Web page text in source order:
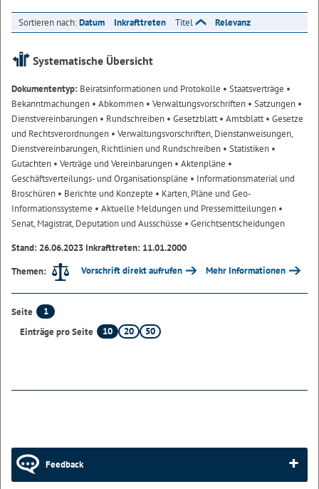
Sortieren nach:Datum Inkrafttreten Titel Relevanz
Systematische Übersicht
Dokumententyp: Beiratsinformationen und Protokolle • Staatsverträge •
Bekanntmachungen • Abkommen • Verwaltungsvorschriften • Satzungen •
Dienstvereinbarungen • Rundschreiben • Gesetzblatt• Amtsblatt• Gesetze
und Rechtsverordnungen • Verwaltungsvorschriften, Dienstanweisungen,
Dienstvereinbarungen, Richtlinien und Rundschreiben • Statistiken •
Gutachten • Verträge und Vereinbarungen • Aktenpläne •
Geschäftsverteilungs- und Organisationspläne • Informationsmaterial und
Broschüren • Berichte und Konzepte • Karten, Pläne und Geo-
Informationssysteme • Aktuelle Meldungen und Pressemitteilungen •
Senat, Magistrat, Deputation und Ausschüsse • Gerichtsentscheidungen
Stand: 26.06.2023 Inkrafttreten: 11.01.2000
Themen:
Vorschrift direkt aufrufen Mehr Informationen
Seite
1
Einträge pro Seite
10 20 50
Feedback